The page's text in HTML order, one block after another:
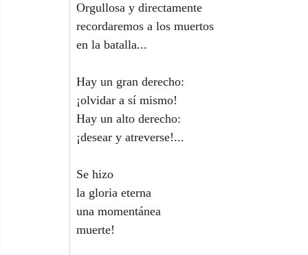
Orgullosa y directamente
recordaremos a los muertos
en la batalla...
Hay un gran derecho:
¡olvidar a sí mismo!
Hay un alto derecho:
¡desear y atreverse!...
Se hizo
la gloria eterna
una momentánea
muerte!